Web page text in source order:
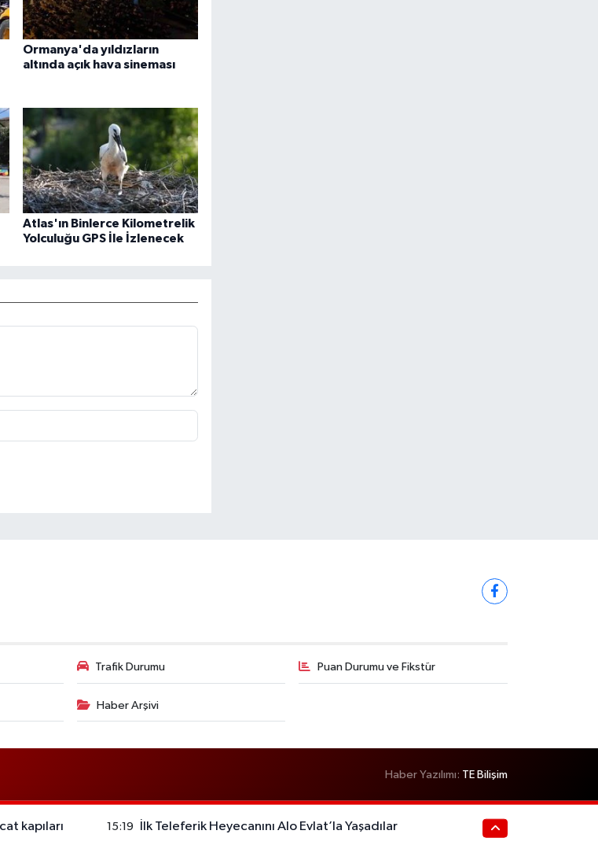
Ormanya'da yıldızların
altında açık hava sineması
Atlas'ın Binlerce Kilometrelik
Yolculuğu GPS İle İzlenecek
Trafik Durumu Puan Durumu ve Fikstür
Haber Arşivi
Haber Yazılımı: TE Bilişim
kapıları
15:19 İlk Teleferik Heyecanını Alo Evlat’la Yaşadılar